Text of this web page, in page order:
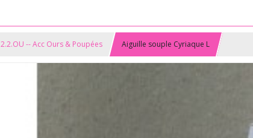
2.2.OU -- Acc Ours & Poupées Aiguille souple Cyriaque L